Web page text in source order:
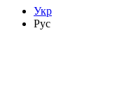
Укр
Рус